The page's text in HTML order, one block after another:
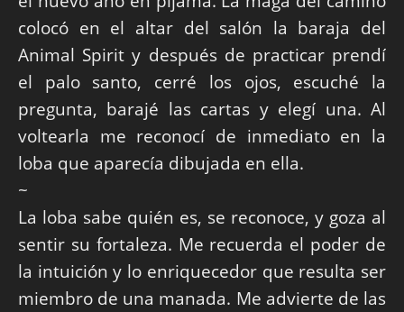
colocó en el altar del salón la baraja del
Animal Spirit y después de practicar prendí
el palo santo, cerré los ojos, escuché la
pregunta, barajé las cartas y elegí una. Al
voltearla me reconocí de inmediato en la
loba que aparecía dibujada en ella.
~
La loba sabe quién es, se reconoce, y goza al
sentir su fortaleza. Me recuerda el poder de
la intuición y lo enriquecedor que resulta ser
miembro de una manada. Me advierte de las